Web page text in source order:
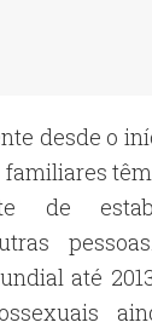
desde o
de
até